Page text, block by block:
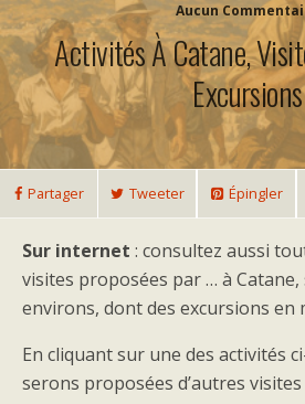
Aucun
Activités À Catane,
Excursions
Partager Tweeter Épingler
Sur internet : consultez aussi
visites proposées par … à Catane,
environs, dont des excursions en
En cliquant sur une des activités
serons proposées d’autres